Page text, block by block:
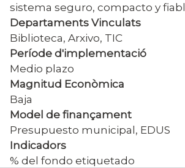
sistema seguro, compacto y
Departaments Vinculats
Biblioteca, Arxivo, TIC
Període d'implementació
Medio plazo
Magnitud Econòmica
Baja
Model de finançament
Presupuesto municipal, EDUS
Indicadors
% del fondo etiquetado